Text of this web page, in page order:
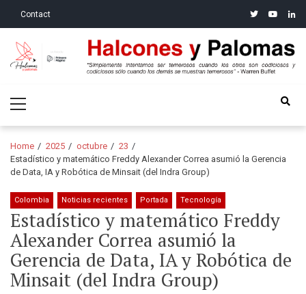
Contact twitteryoutube
Halcones y Palomas
Menu
Home 2025 octubre
23
Estadístico y matemático Freddy Alexander Correa asumió la Gerencia
de Data, IA y Robótica de Minsait (del Indra Group)
Colombia Noticias recientes Portada Tecnología
Estadístico y matemático Freddy
Alexander Correa asumió la
Gerencia de Data, IA y Robótica de
Minsait (del Indra Group)